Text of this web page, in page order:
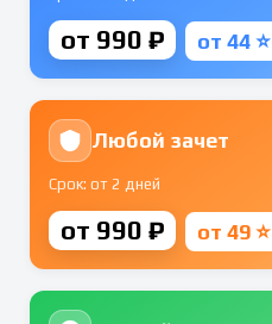
от 990 ₽ от 44 ⭐
Любой зачет
Срок: от 2 дней
от 990 ₽ от 49 ⭐